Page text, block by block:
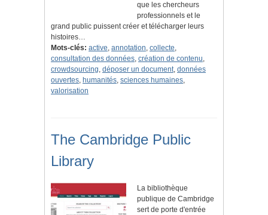
que les chercheurs
professionnels et le
grand public puissent créer et télécharger leurs
histoires…
Mots-clés: active, annotation, collecte,
consultation des données, création de contenu,
crowdsourcing, déposer un document, données
ouvertes, humanités, sciences humaines,
valorisation
The Cambridge Public
Library
La bibliothèque
publique de Cambridge
sert de porte d'entrée